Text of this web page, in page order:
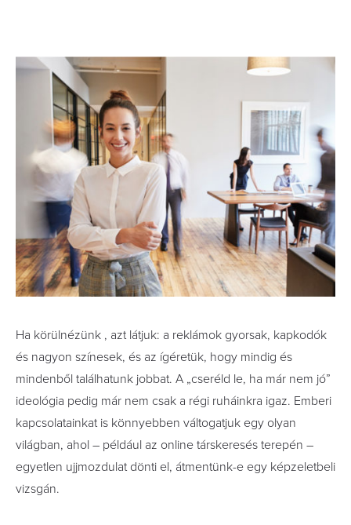
Ha körülnézünk , azt látjuk: a reklámok gyorsak, kapkodók
és nagyon színesek, és az ígéretük, hogy mindig és
mindenből találhatunk jobbat. A „cseréld le, ha már nem jó”
ideológia pedig már nem csak a régi ruháinkra igaz. Emberi
kapcsolatainkat is könnyebben váltogatjuk egy olyan
világban, ahol – például az online társkeresés terepén –
egyetlen ujjmozdulat dönti el, átmentünk-e egy képzeletbeli
vizsgán.